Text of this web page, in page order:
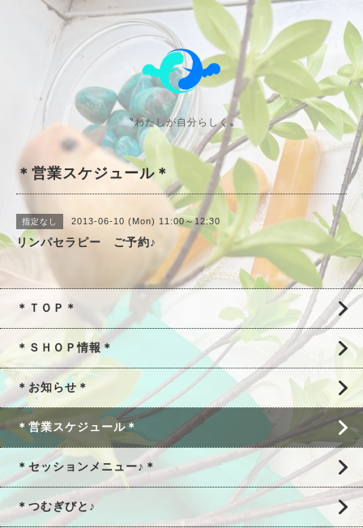
〝わたしが自分らしく〟
＊営業スケジュール＊
指定なし 2013-06-10 (Mon) 11:00～12:30
リンパセラピー ご予約♪
＊ＴＯＰ＊
＊ＳＨＯＰ情報＊
＊お知らせ＊
＊営業スケジュール＊
＊セッションメニュー♪＊
＊つむぎびと♪